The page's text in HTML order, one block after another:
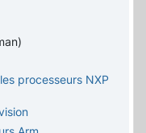
processeurs NXP